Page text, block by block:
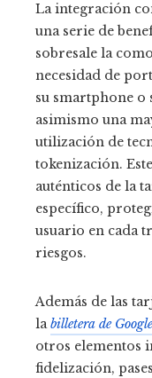
La integración
una serie de
sobresale la
necesidad de
su smartphone o
asimismo una
utilización de
tokenización.
auténticos de la
específico,
usuario en cada
riesgos.
Además de las
labilletera de Google
otros elementos
fidelización,